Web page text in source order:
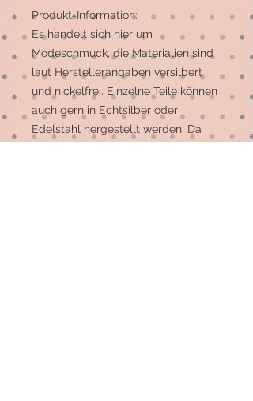
Produkt-Information:
Es handelt sich hier um
Modeschmuck, die Materialien sind
laut Herstellerangaben versilbert
und nickelfrei. Einzelne Teile können
auch gern in Echtsilber oder
Edelstahl hergestellt werden. Da